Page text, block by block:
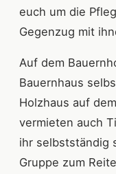
euch um die
Gegenzug mit
Auf dem
Bauernhaus
Holzhaus auf
vermieten auch
ihr selbstständig
Gruppe zum